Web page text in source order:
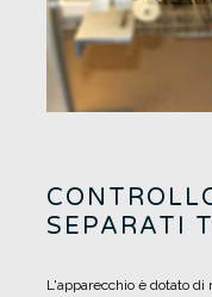
SEPARATI
L'apparecchio è dotato